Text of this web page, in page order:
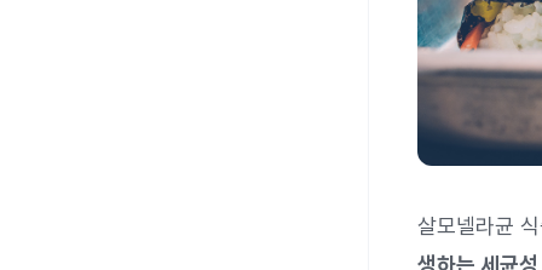
살모넬라균
생하는 세균